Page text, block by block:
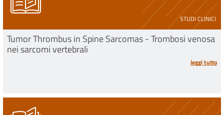
STUDI CLINICI
Tumor Thrombus in Spine Sarcomas - Trombosi venosa
nei sarcomi vertebrali
leggi tutto